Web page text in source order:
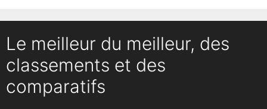
Le meilleur du meilleur, des
classements et des
comparatifs